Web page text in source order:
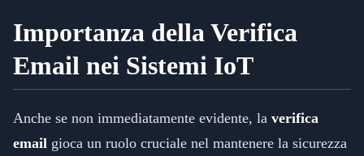
Importanza della Verifica
Email nei Sistemi IoT
Anche se non immediatamente evidente, la verifica
email gioca un ruolo cruciale nel mantenere la sicurezza